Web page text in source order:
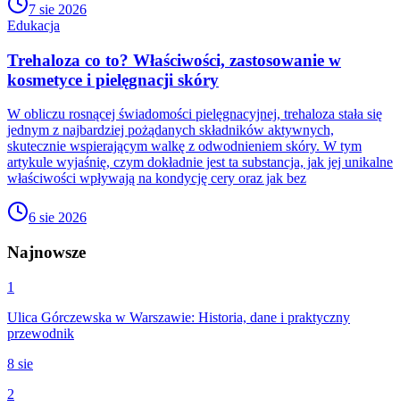
7 sie 2026
Edukacja
Trehaloza co to? Właściwości, zastosowanie w
kosmetyce i pielęgnacji skóry
W obliczu rosnącej świadomości pielęgnacyjnej, trehaloza stała się
jednym z najbardziej pożądanych składników aktywnych,
skutecznie wspierającym walkę z odwodnieniem skóry. W tym
artykule wyjaśnię, czym dokładnie jest ta substancja, jak jej unikalne
właściwości wpływają na kondycję cery oraz jak bez
6 sie 2026
Najnowsze
1
Ulica Górczewska w Warszawie: Historia, dane i praktyczny
przewodnik
8 sie
2